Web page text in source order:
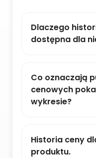
Dlaczego
dostępna dla
Co oznaczają
cenowych
wykresie?
Historia ceny
produktu.